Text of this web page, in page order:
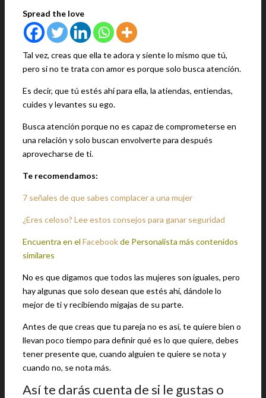
Spread the love
Tal vez, creas que ella te adora y siente lo mismo que tú,
pero si no te trata con amor es porque solo busca atención.
Es decir, que tú estés ahí para ella, la atiendas, entiendas,
cuides y levantes su ego.
Busca atención porque no es capaz de comprometerse en
una relación y solo buscan envolverte para después
aprovecharse de ti.
Te recomendamos:
7 señales de que sabes complacer a una mujer
¿Eres celoso? Lee estos consejos para ganar seguridad
Encuentra en el Facebookde Personalista más contenidos
similares
No es que digamos que todos las mujeres son iguales, pero
hay algunas que solo desean que estés ahí, dándole lo
mejor de ti y recibiendo migajas de su parte.
Antes de que creas que tu pareja no es así, te quiere bien o
llevan poco tiempo para definir qué es lo que quiere, debes
tener presente que, cuando alguien te quiere se nota y
cuando no, se nota más.
Así te darás cuenta de si le gustas o